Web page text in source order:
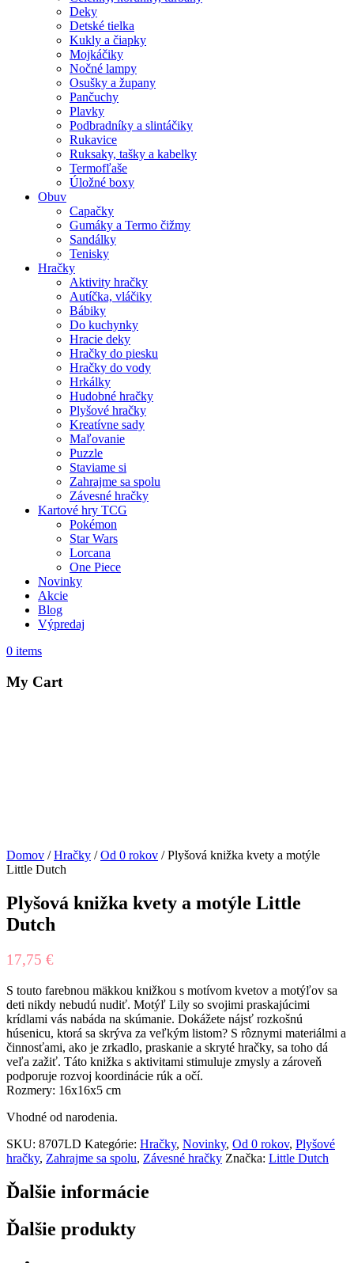
Deky
Detské tielka
Kukly a čiapky
Mojkáčiky
Nočné lampy
Osušky a župany
Pančuchy
Plavky
Podbradníky a slintáčiky
Rukavice
Ruksaky, tašky a kabelky
Termofľaše
Úložné boxy
Obuv
Capačky
Gumáky a Termo čižmy
Sandálky
Tenisky
Hračky
Aktivity hračky
Autíčka, vláčiky
Bábiky
Do kuchynky
Hracie deky
Hračky do piesku
Hračky do vody
Hrkálky
Hudobné hračky
Plyšové hračky
Kreatívne sady
Maľovanie
Puzzle
Staviame si
Zahrajme sa spolu
Závesné hračky
Kartové hry TCG
Pokémon
Star Wars
Lorcana
One Piece
Novinky
Akcie
Blog
Výpredaj
0 items
My Cart
Domov /Hračky /Od 0 rokov / Plyšová knižka kvety a motýle
Little Dutch
Plyšová knižka kvety a motýle Little
Dutch
17,75 €
S touto farebnou mäkkou knižkou s motívom kvetov a motýľov sa
deti nikdy nebudú nudiť. Motýľ Lily so svojimi praskajúcimi
krídlami vás nabáda na skúmanie. Dokážete nájsť rozkošnú
húsenicu, ktorá sa skrýva za veľkým listom? S rôznymi materiálmi a
činnosťami, ako je zrkadlo, praskanie a skryté hračky, sa toho dá
veľa zažiť. Táto knižka s aktivitami stimuluje zmysly a zároveň
podporuje rozvoj koordinácie rúk a očí.
Rozmery: 16x16x5 cm
Vhodné od narodenia.
SKU: 8707LD Kategórie: Hračky, Novinky, Od 0 rokov, Plyšové
hračky, Zahrajme sa spolu, Závesné hračky Značka: Little Dutch
Ďalšie informácie
Ďalšie produkty